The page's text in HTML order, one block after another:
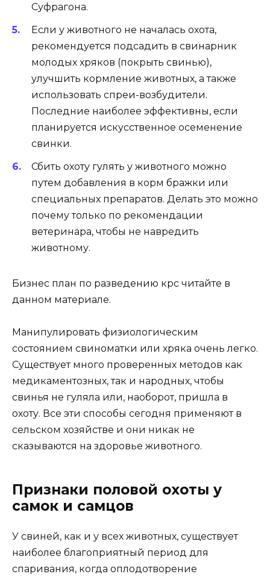
Суфрагона.
Если у животного не началась охота,
рекомендуется подсадить в свинарник
молодых хряков (покрыть свинью),
улучшить кормление животных, а также
использовать спреи-возбудители.
Последние наиболее эффективны, если
планируется искусственное осеменение
свинки.
Сбить охоту гулять у животного можно
путем добавления в корм бражки или
специальных препаратов. Делать это можно
почему только по рекомендации
ветеринара, чтобы не навредить
животному.
Бизнес план по разведению крс читайте в
данном материале.
Манипулировать физиологическим
состоянием свиноматки или хряка очень легко.
Существует много проверенных методов как
медикаментозных, так и народных, чтобы
свинья не гуляла или, наоборот, пришла в
охоту. Все эти способы сегодня применяют в
сельском хозяйстве и они никак не
сказываются на здоровье животного.
Признаки половой охоты у
самок и самцов
У свиней, как и у всех животных, существует
наиболее благоприятный период для
спаривания, когда оплодотворение